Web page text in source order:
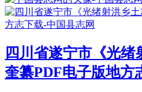
四川省遂宁市《光
奎纂PDF电子版地方